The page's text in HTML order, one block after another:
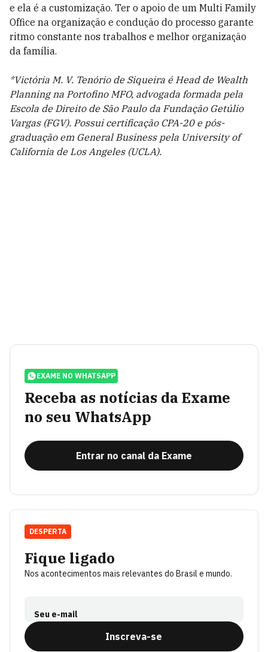
e ela é a customização. Ter o apoio de um Multi Family
Office na organização e condução do processo garante
ritmo constante nos trabalhos e melhor organização
da família.
*Victória M. V. Tenório de Siqueira é Head de Wealth
Planning na Portofino MFO, advogada formada pela
Escola de Direito de São Paulo da Fundação Getúlio
Vargas (FGV). Possui certificação CPA-20 e pós-
graduação em General Business pela University of
California de Los Angeles (UCLA).
EXAME NO WHATSAPP
Receba as notícias da Exame
no seu WhatsApp
Entrar no canal da Exame
Fique ligado
Nos acontecimentos mais relevantes do Brasil e mundo.
Seu e-mail
Inscreva-se
DESPERTA